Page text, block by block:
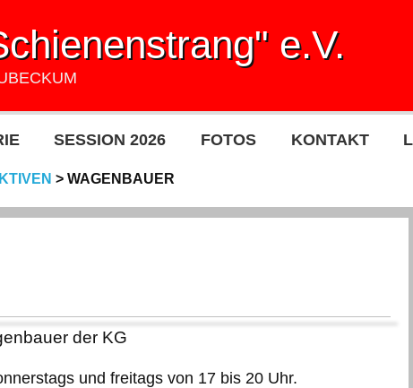
e.V.
SESSION 2026 FOTOS KONTAKT
> WAGENBAUER
der KG
und freitags von 17 bis 20 Uhr.